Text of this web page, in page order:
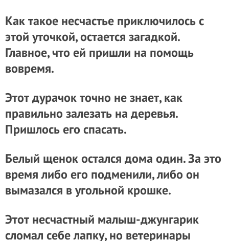
Как такое несчастье приключилось с
этой уточкой, остается загадкой.
Главное, что ей пришли на помощь
вовремя.
Этот дурачок точно не знает, как
правильно залезать на деревья.
Пришлось его спасать.
Белый щенок остался дома один. За это
время либо его подменили, либо он
вымазался в угольной крошке.
Этот несчастный малыш-джунгарик
сломал себе лапку, но ветеринары